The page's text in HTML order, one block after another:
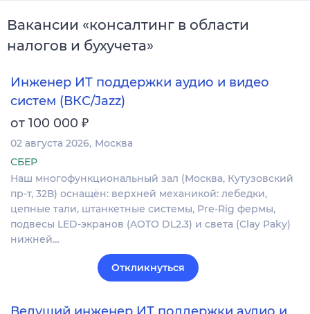
Вакансии «консалтинг в области
налогов и бухучета»
Инженер ИТ поддержки аудио и видео
систем (ВКС/Jazz)
от 100 000 ₽
02 августа 2026 Москва
СБЕР
Наш многофункциональный зал (Москва, Кутузовский
пр-т, 32В) оснащён: верхней механикой: лебедки,
цепные тали, штанкетные системы, Pre-Rig фермы,
подвесы LED-экранов (AOTO DL2.3) и света (Clay Paky)
нижней…
Откликнуться